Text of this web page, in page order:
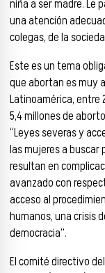
niña a ser madre. Le
una atención
colegas, de la
Este es un tema
que abortan es muy
Latinoamérica, entre
5,4 millones de
“Leyes severas y
las mujeres a buscar
resultan en
avanzado con
acceso al
humanos, una crisis
democracia”.
El comité directivo